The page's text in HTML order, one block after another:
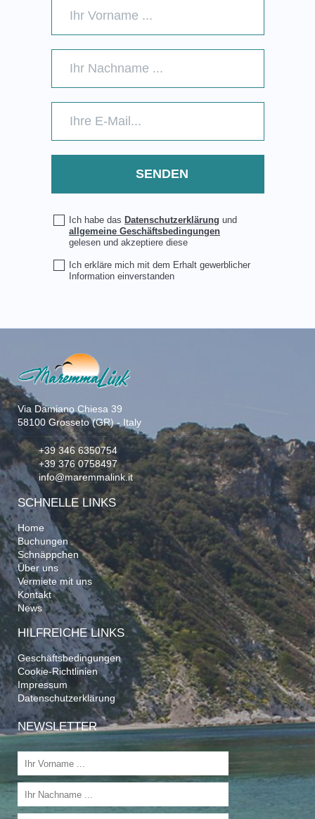
Ich habe das Datenschutzerklärung und
allgemeine Geschäftsbedingungen
gelesen und akzeptiere diese
Ich erkläre mich mit dem Erhalt gewerblicher
Information einverstanden
Via Damiano Chiesa 39
58100 Grosseto (GR) - Italy
+39 346 6350754
+39 376 0758497
info@maremmalink.it
SCHNELLE LINKS
Home
Buchungen
Schnäppchen
Über uns
Vermiete mit uns
Kontakt
News
HILFREICHE LINKS
Geschäftsbedingungen
Cookie-Richtlinien
Impressum
Datenschutzerklärung
NEWSLETTER